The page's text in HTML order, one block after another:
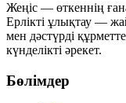
Жеңіс — өткеннің
Ерлікті ұлықтау —
мен дәстүрді
күнделікті әрекет.
Бөлімдер